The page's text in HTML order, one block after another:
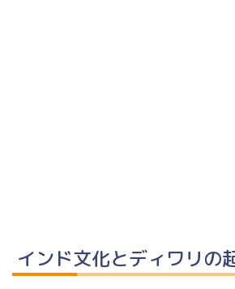
インド文化とディワリの